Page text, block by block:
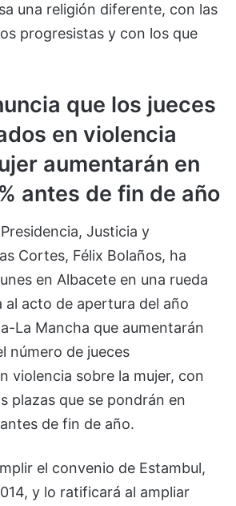
una religión diferente, con las
progresistas y con los que
que los jueces
en violencia
aumentarán en
antes de fin de año
Justicia y
Cortes, Félix Bolaños, ha
en Albacete en una rueda
al acto de apertura del año
La Mancha que aumentarán
número de jueces
violencia sobre la mujer, con
plazas que se pondrán en
de fin de año.
el convenio de Estambul,
y lo ratificará al ampliar